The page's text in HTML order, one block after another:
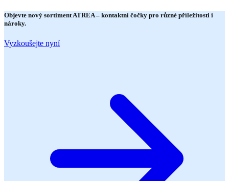
Objevte nový sortimentATREA– kontaktní čočky pro různé příležitosti i
nároky.
Vyzkoušejte nyní